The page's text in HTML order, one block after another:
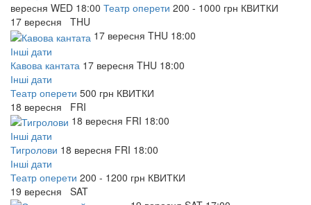
вересня WED 18:00 Театр оперети 200 - 1000 грн КВИТКИ
17 вересня THU
17 вересня THU 18:00
Інші дати
Кавова кантата 17 вересня THU 18:00
Інші дати
Театр оперети 500 грн КВИТКИ
18 вересня FRI
18 вересня FRI 18:00
Інші дати
Тигролови 18 вересня FRI 18:00
Інші дати
Театр оперети 200 - 1200 грн КВИТКИ
19 вересня SAT